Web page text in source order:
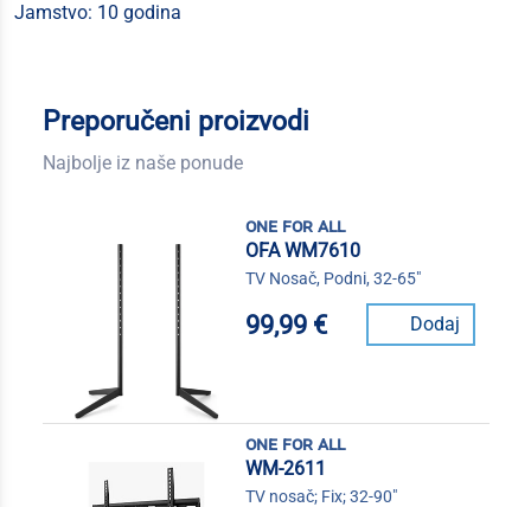
Jamstvo: 10 godina
Preporučeni proizvodi
Najbolje iz naše ponude
one for all
OFA WM7610
TV Nosač, Podni, 32-65"
99,99 € Dodaj
one for all
WM-2611
TV nosač; Fix; 32-90"